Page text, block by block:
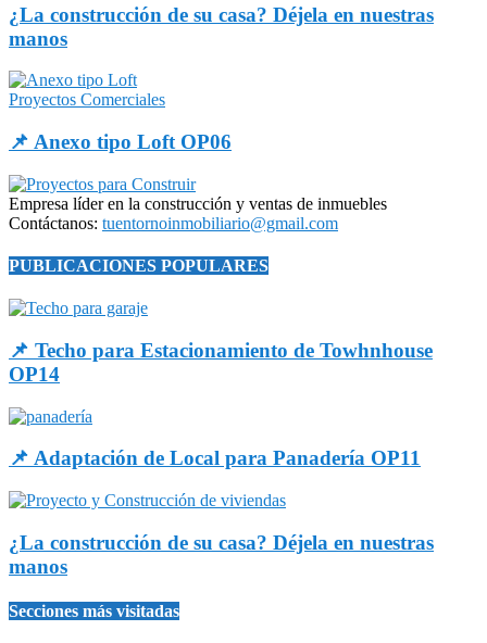
¿La construcción de su casa? Déjela en nuestras
manos
Proyectos Comerciales
📌 Anexo tipo Loft OP06
Empresa líder en la construcción y ventas de inmuebles
Contáctanos: tuentornoinmobiliario@gmail.com
PUBLICACIONES POPULARES
📌 Techo para Estacionamiento de Towhnhouse
OP14
📌 Adaptación de Local para Panadería OP11
¿La construcción de su casa? Déjela en nuestras
manos
Secciones más visitadas